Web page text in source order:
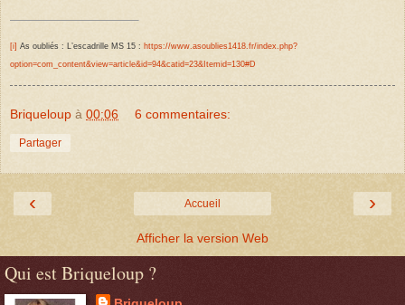
[i] As oubliés : L’escadrille MS 15 : https://www.asoublies1418.fr/index.php?
option=com_content&view=article&id=94&catid=23&Itemid=130#D
Briqueloup à 00:06 6 commentaires:
Partager
‹ ›
Accueil
Afficher la version Web
Qui est Briqueloup ?